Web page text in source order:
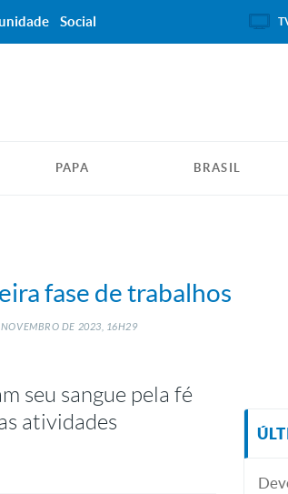
PAPA BRASIL
fase de trabalhos
NOVEMBRO DE 2023, 16H29
seu sangue pela fé
atividades
Social